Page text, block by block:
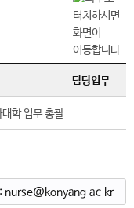
담당업무
대학 업무 총괄
: nurse@konyang.ac.kr